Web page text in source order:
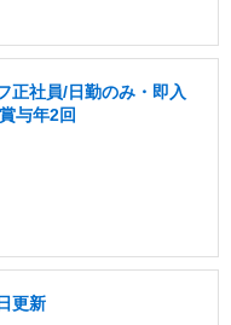
正社員/日勤のみ・即入
与年2回
更新